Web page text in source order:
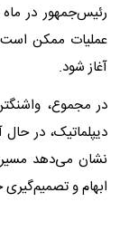
رئیس‌جمهور در
عملیات ممکن است
آغاز شود.
در مجموع،
دیپلماتیک، در
نشان می‌دهد مسیر
ابهام و